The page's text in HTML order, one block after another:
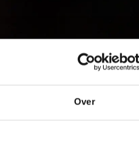
Over